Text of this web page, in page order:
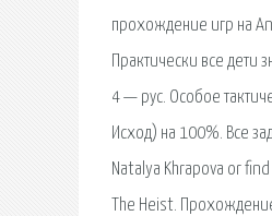
прохождение игр на
Практически все
4 — рус. Особое
Исход) на 100%. Все
Natalya Khrapova or
The Heist.